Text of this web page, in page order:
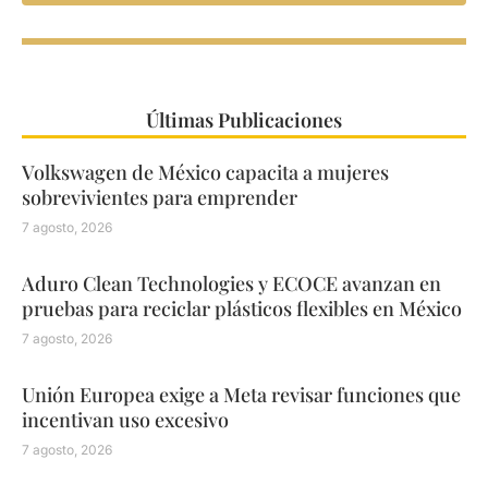
Últimas Publicaciones
Volkswagen de México capacita a mujeres
sobrevivientes para emprender
7 agosto, 2026
Aduro Clean Technologies y ECOCE avanzan en
pruebas para reciclar plásticos flexibles en México
7 agosto, 2026
Unión Europea exige a Meta revisar funciones que
incentivan uso excesivo
7 agosto, 2026